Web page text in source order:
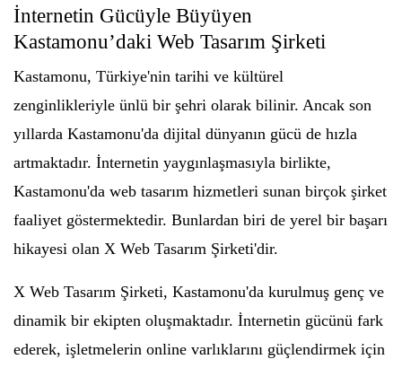
İnternetin Gücüyle Büyüyen
Kastamonu’daki Web Tasarım Şirketi
Kastamonu, Türkiye'nin tarihi ve kültürel
zenginlikleriyle ünlü bir şehri olarak bilinir. Ancak son
yıllarda Kastamonu'da dijital dünyanın gücü de hızla
artmaktadır. İnternetin yaygınlaşmasıyla birlikte,
Kastamonu'da web tasarım hizmetleri sunan birçok şirket
faaliyet göstermektedir. Bunlardan biri de yerel bir başarı
hikayesi olan X Web Tasarım Şirketi'dir.
X Web Tasarım Şirketi, Kastamonu'da kurulmuş genç ve
dinamik bir ekipten oluşmaktadır. İnternetin gücünü fark
ederek, işletmelerin online varlıklarını güçlendirmek için